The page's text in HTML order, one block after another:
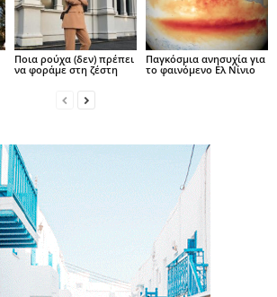
Ποια ρούχα (δεν) πρέπει
να φοράμε στη ζέστη
Παγκόσμια ανησυχία για
το φαινόμενο Ελ Νίνιο